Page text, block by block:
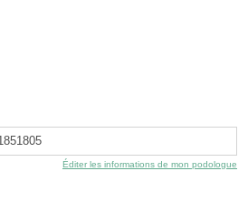
Éditer les informations de mon podologue